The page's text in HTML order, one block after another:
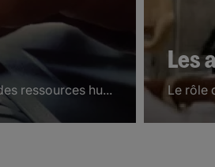
ressources hu...
Les
Le rôle